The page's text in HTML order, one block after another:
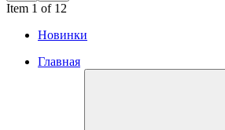
Item 1 of 12
Новинки
Главная